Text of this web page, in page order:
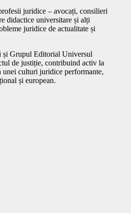
juridice – avocați, consilieri
didactice universitare și alți
juridice de actualitate și
Grupul Editorial Universul
de justiție, contribuind activ la
unei culturi juridice performante,
și european.